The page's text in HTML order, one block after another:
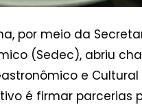
por meio da
(Sedec), abriu
e
é firmar